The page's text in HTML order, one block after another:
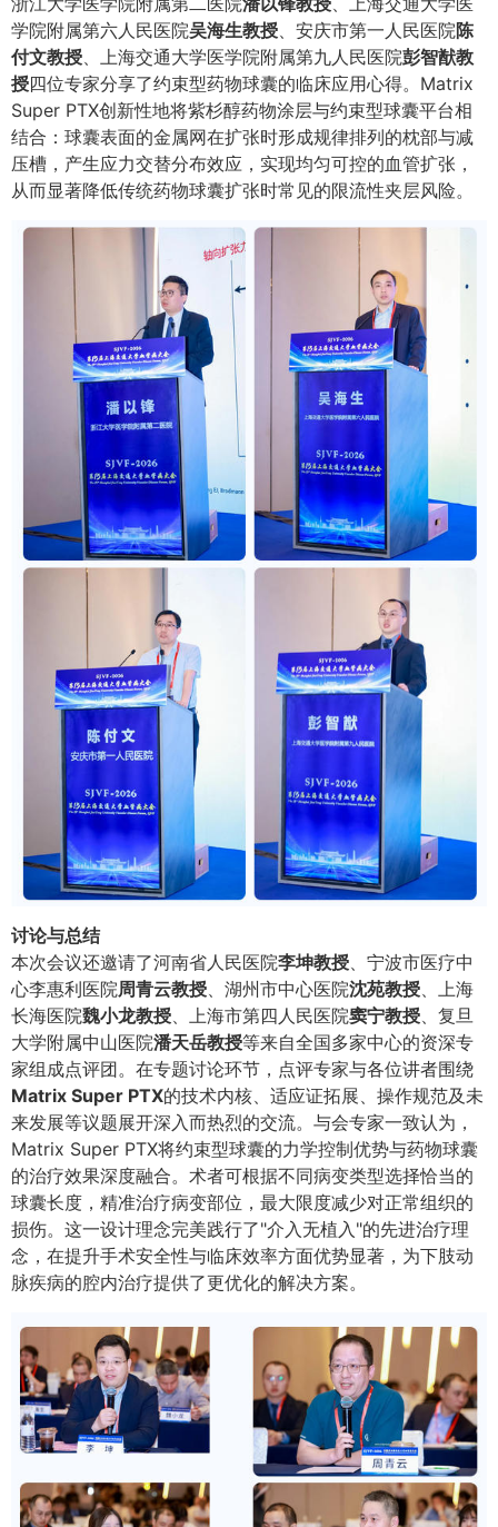
学院附属第六人民医院吴海生教授、安庆市第一人民医院陈
付文教授、上海交通大学医学院附属第九人民医院彭智猷教
授四位专家分享了约束型药物球囊的临床应用心得。Matrix
Super PTX创新性地将紫杉醇药物涂层与约束型球囊平台相
结合：球囊表面的金属网在扩张时形成规律排列的枕部与减
压槽，产生应力交替分布效应，实现均匀可控的血管扩张，
从而显著降低传统药物球囊扩张时常见的限流性夹层风险。
讨论与总结
本次会议还邀请了河南省人民医院李坤教授、宁波市医疗中
心李惠利医院周青云教授、湖州市中心医院沈苑教授、上海
长海医院魏小龙教授、上海市第四人民医院窦宁教授、复旦
大学附属中山医院潘天岳教授等来自全国多家中心的资深专
家组成点评团。在专题讨论环节，点评专家与各位讲者围绕
Matrix Super PTX的技术内核、适应证拓展、操作规范及未
来发展等议题展开深入而热烈的交流。与会专家一致认为，
Matrix Super PTX将约束型球囊的力学控制优势与药物球囊
的治疗效果深度融合。术者可根据不同病变类型选择恰当的
球囊长度，精准治疗病变部位，最大限度减少对正常组织的
损伤。这一设计理念完美践行了"介入无植入"的先进治疗理
念，在提升手术安全性与临床效率方面优势显著，为下肢动
脉疾病的腔内治疗提供了更优化的解决方案。